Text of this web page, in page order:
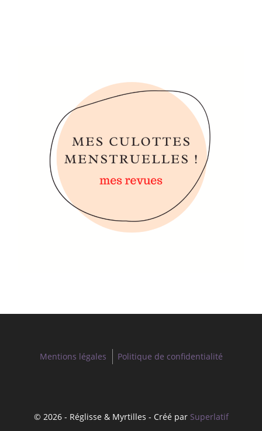
Mentions légales Politique de confidentialité
© 2026 - Réglisse & Myrtilles - Créé par Superlatif